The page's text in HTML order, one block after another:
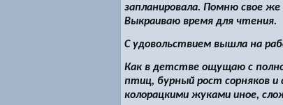
запланировала. Помню свое
Выкраиваю время для чтения.
С удовольствием вышла на
Как в детстве ощущаю с
птиц, бурный рост сорняков
колорацкими жуками иное,